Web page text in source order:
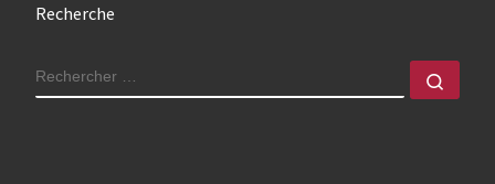
Recherche
RECHERCHER